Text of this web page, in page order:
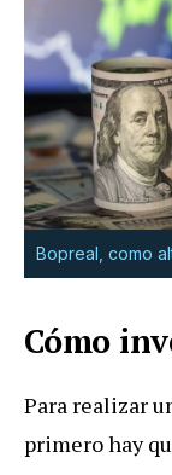
Bopreal, como
Cómo
Para realizar
primero hay